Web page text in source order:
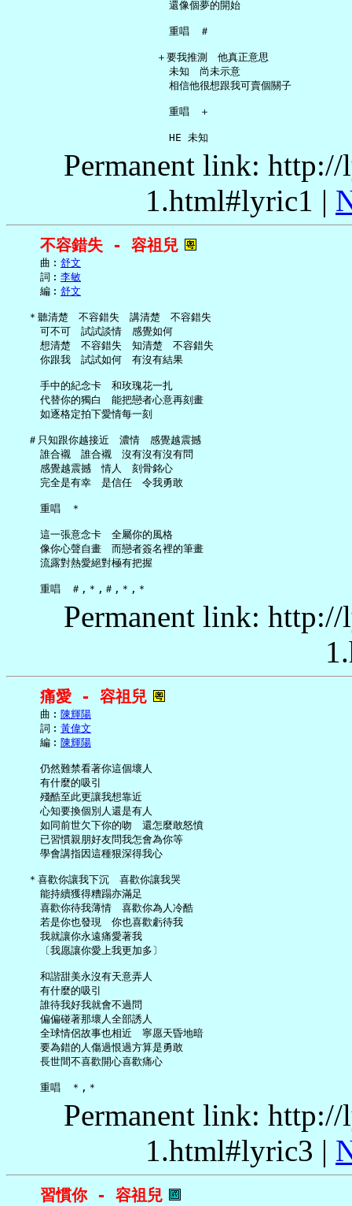
     還像個夢的開始
     重唱　＃
   ＋要我推測　他真正意思
     未知　尚未示意
     相信他很想跟我可賣個關子
     重唱　＋
Permanent link:
1.html#lyric1 |
不容錯失 - 容祖兒
     曲︰
舒文
     詞︰
李敏
     編︰
舒文
   ＊聽清楚　不容錯失　講清楚　不容錯失
     可不可　試試談情　感覺如何
     想清楚　不容錯失　知清楚　不容錯失
     你跟我　試試如何　有沒有結果
     手中的紀念卡　和玫瑰花一扎
     代替你的獨白　能把戀者心意再刻畫
     如逐格定拍下愛情每一刻
   ＃只知跟你越接近　濃情　感覺越震撼
     誰合襯　誰合襯　沒有沒有沒有問
     感覺越震撼　情人　刻骨銘心
     完全是有幸　是信任　令我勇敢
     重唱　＊
     這一張意念卡　全屬你的風格
     像你心聲自畫　而戀者簽名裡的筆畫
     流露對熱愛絕對極有把握
Permanent link:
痛愛 - 容祖兒
     曲︰
陳輝陽
     詞︰
黃偉文
     編︰
陳輝陽
     仍然難禁看著你這個壞人
     有什麼的吸引
     殘酷至此更讓我想靠近
     心知要換個別人還是有人
     如同前世欠下你的吻　還怎麼敢怒憤
     已習慣親朋好友問我怎會為你等
     學會講指因這種狠深得我心
   ＊喜歡你讓我下沉　喜歡你讓我哭
     能持續獲得糟蹋亦滿足
     喜歡你待我薄情　喜歡你為人冷酷
     若是你也發現　你也喜歡虧待我
     我就讓你永遠痛愛著我
     〔我愿讓你愛上我更加多〕
     和諧甜美永沒有天意弄人
     有什麼的吸引
     誰待我好我就會不過問
     偏偏碰著那壞人全部誘人
     全球情侶故事也相近　寧愿天昏地暗
     要為錯的人傷過恨過方算是勇敢
     長世間不喜歡開心喜歡痛心
Permanent link:
1.html#lyric3 |
習慣你 - 容祖兒